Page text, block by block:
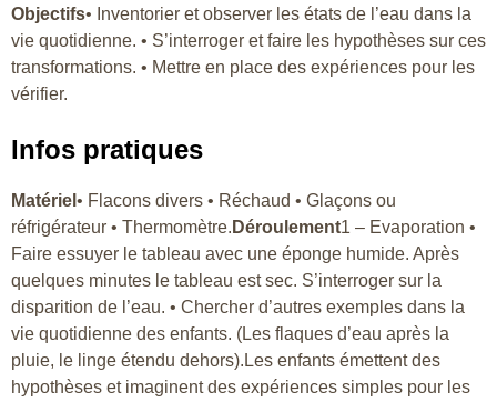
Objectifs• Inventorier et observer les états de l’eau dans la
vie quotidienne. • S’interroger et faire les hypothèses sur ces
transformations. • Mettre en place des expériences pour les
vérifier.
Infos pratiques
Matériel • Flacons divers • Réchaud • Glaçons ou
réfrigérateur • Thermomètre. Déroulement1 – Evaporation •
Faire essuyer le tableau avec une éponge humide. Après
quelques minutes le tableau est sec. S’interroger sur la
disparition de l’eau. • Chercher d’autres exemples dans la
vie quotidienne des enfants. (Les flaques d’eau après la
pluie, le linge étendu dehors).Les enfants émettent des
hypothèses et imaginent des expériences simples pour les